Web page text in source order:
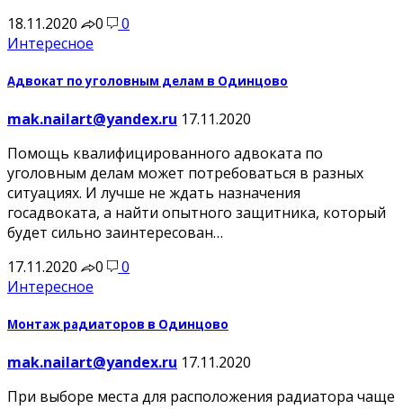
18.11.2020
0
0
Интересное
Адвокат по уголовным делам в Одинцово
mak.nailart@yandex.ru 17.11.2020
Помощь квалифицированного адвоката по
уголовным делам может потребоваться в разных
ситуациях. И лучше не ждать назначения
госадвоката, а найти опытного защитника, который
будет сильно заинтересован…
17.11.2020
0
0
Интересное
Монтаж радиаторов в Одинцово
mak.nailart@yandex.ru 17.11.2020
При выборе места для расположения радиатора чаще